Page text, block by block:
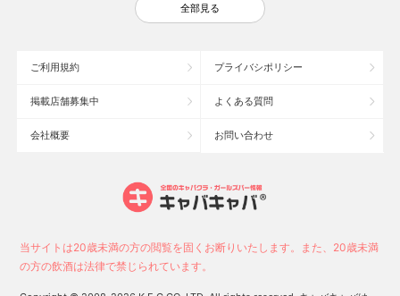
鳥取県 島根県 岡山県 広島県
沖縄県
大宮のキャバクラ
六本木のキャバクラ
池袋駅（西口）のキャバクラ
長野市のキャバクラ
宇都宮市のキャバクラ
全部見る
ご利用規約 プライバシポリシー
掲載店舗募集中 よくある質問
会社概要 お問い合わせ
当サイトは20歳未満の方の閲覧を固くお断りいたします。また、20歳未満
の方の飲酒は法律で禁じられています。